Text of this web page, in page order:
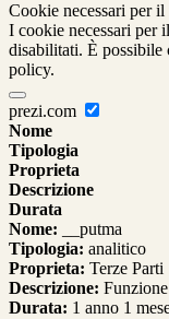
Cookie necessari per
I cookie necessari per
disabilitati. È possibile
policy.
prezi.com
Nome
Tipologia
Proprieta
Descrizione
Durata
Nome: __putma
Tipologia: analitico
Proprieta: Terze Parti
Descrizione: Funzione
Durata: 1 anno 1